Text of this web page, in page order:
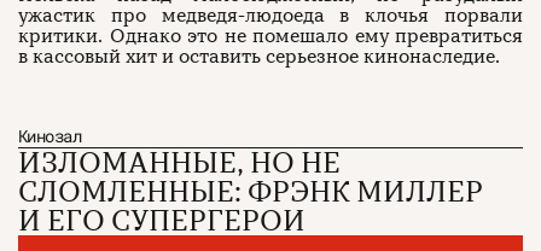
ужастик про медведя-людоеда в клочья порвали
критики. Однако это не помешало ему превратиться
в кассовый хит и оставить серьезное кинонаследие.
Кинозал
ИЗЛОМАННЫЕ, НО НЕ
СЛОМЛЕННЫЕ: ФРЭНК МИЛЛЕР
И ЕГО СУПЕРГЕРОИ